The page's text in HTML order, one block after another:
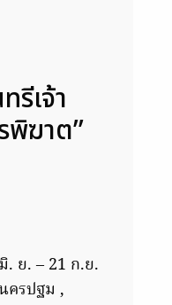
รีเจ้า
พิฆาต”
. ย. – 21 ก.ย.
ครปฐม ,